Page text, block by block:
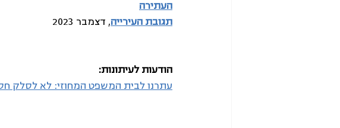
העתירה
תגובת העירייה, דצמבר 2023
הודעות לעיתונות:
עתרנו לבית המשפט המחוזי: לא לסלק